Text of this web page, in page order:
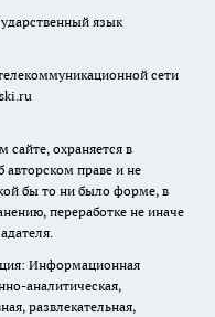
язык
сети
охраняется в
авторском праве и не
бы то ни было форме, в
переработке не иначе
Информационная
аналитическая,
развлекательная,